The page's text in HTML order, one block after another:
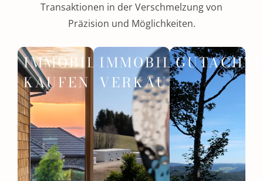
Transaktionen in der Verschmelzung von
Präzision und Möglichkeiten.
IMMOBILIE
KAUFEN
IMMOBILIE
VERKAUFEN